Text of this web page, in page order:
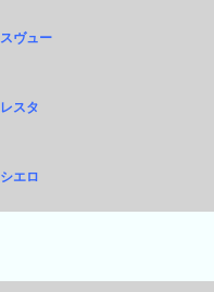
ヴュー
スタ
エロ